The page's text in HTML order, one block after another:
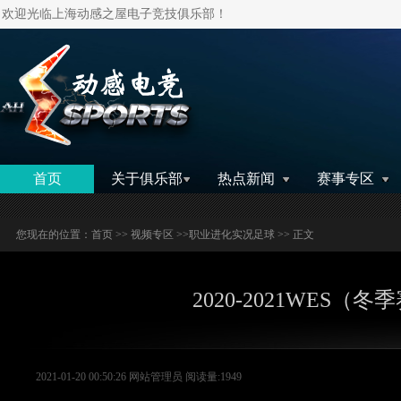
欢迎光临上海动感之屋电子竞技俱乐部！
首页 关于俱乐部 热点新闻 赛事专区
您现在的位置： 首页 >> 视频专区 >>职业进化实况足球 >> 正文
2020-2021WES（冬
2021-01-20 00:50:26 网站管理员 阅读量:1949